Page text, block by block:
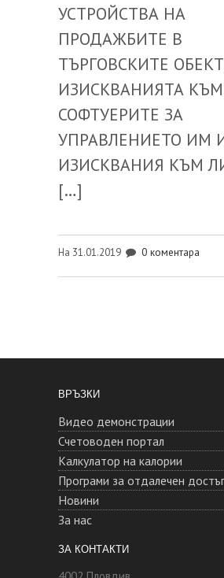
УСТРОЙСТВА НА
ПРОДАЖБИТЕ В
ТЪРГОВСКИТЕ
ИЗИСКВАНИЯТА КЪМ
СОФТУЕРИТЕ ЗА
УПРАВЛЕНИЕТО ИМ
ИЗИСКВАНИЯ КЪМ
[…]
На 31.01.2019 0 коментара
ВРЪЗКИ
Видео демонстрации
Счетоводен портал
Калкулатор на калории
Програми за отдалечен
Новини
За нас
ЗА КОНТАКТИ